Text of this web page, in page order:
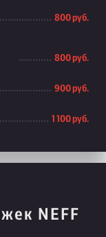
800 руб.
800 руб.
900 руб.
1 100 руб.
NEFF